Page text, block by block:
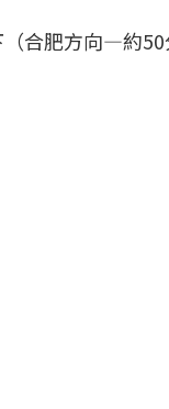
（合肥方向—約